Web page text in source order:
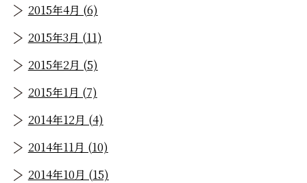
2015年4月 (6)
2015年3月 (11)
2015年2月 (5)
2015年1月 (7)
2014年12月 (4)
2014年11月 (10)
2014年10月 (15)